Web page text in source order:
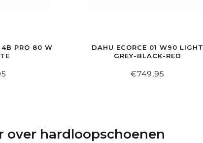
4B PRO 80 W
DAHU ECORCE 01 W90 LIGHT
GREY-BLACK-RED
€749,95
over hardloopschoenen